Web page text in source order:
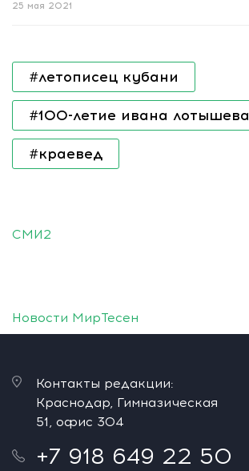
25 мая 2021
#летописец кубани
#100-летие ивана лотышева
#краевед
СМИ2
Новости МирТесен
Контакты редакции:
Краснодар, Гимназическая
51, офис 304
+7 918 649 22 50